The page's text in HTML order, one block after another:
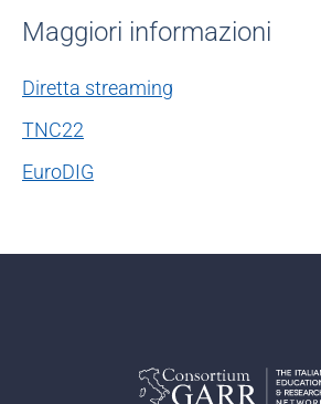
Maggiori informazioni
Diretta streaming
TNC22
EuroDIG